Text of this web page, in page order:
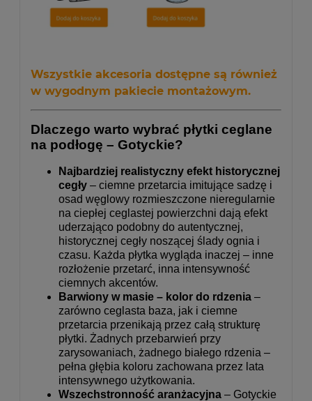
Wszystkie akcesoria dostępne są również
w wygodnym pakiecie montażowym.
Dlaczego warto wybrać płytki ceglane
na podłogę – Gotyckie?
Najbardziej realistyczny efekt historycznej
cegły – ciemne przetarcia imitujące sadzę i
osad węglowy rozmieszczone nieregularnie
na ciepłej ceglastej powierzchni dają efekt
uderzająco podobny do autentycznej,
historycznej cegły noszącej ślady ognia i
czasu. Każda płytka wygląda inaczej – inne
rozłożenie przetarć, inna intensywność
ciemnych akcentów.
Barwiony w masie – kolor do rdzenia –
zarówno ceglasta baza, jak i ciemne
przetarcia przenikają przez całą strukturę
płytki. Żadnych przebarwień przy
zarysowaniach, żadnego białego rdzenia –
pełna głębia koloru zachowana przez lata
intensywnego użytkowania.
Wszechstronność aranżacyjna – Gotyckie